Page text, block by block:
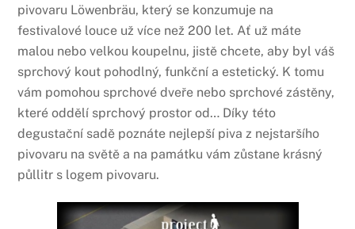
pivovaru Löwenbräu, který se konzumuje na
festivalové louce už více než 200 let. Ať už máte
malou nebo velkou koupelnu, jistě chcete, aby byl váš
sprchový kout pohodlný, funkční a estetický. K tomu
vám pomohou sprchové dveře nebo sprchové zástěny,
které oddělí sprchový prostor od… Díky této
degustační sadě poznáte nejlepší piva z nejstaršího
pivovaru na světě a na památku vám zůstane krásný
půllitr s logem pivovaru.